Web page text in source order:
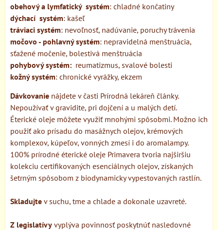
obehový a lymfatický systém: chladné končatiny
dýchací systém: kašeľ
tráviaci systém: nevoľnosť, nadúvanie, poruchy trávenia
močovo - pohlavný systém: nepravidelná menštruácia,
sťažené močenie, bolestivá menštruácia
pohybový systém: reumatizmus, svalové bolesti
kožný systém: chronické vyrážky, ekzem
Dávkovanie nájdete v časti Prírodná lekáreň články.
Nepoužívať v gravidite, pri dojčení a u malých detí.
Éterické oleje môžete využiť mnohými spôsobmi. Možno ich
použiť ako prísadu do masážnych olejov, krémových
komplexov, kúpeľov, vonných zmesí i do aromalampy.
100% prírodné éterické oleje Primavera tvoria najširšiu
kolekciu certifikovaných esenciálnych olejov, získaných
šetrným spôsobom z biodynamicky vypestovaných rastlín.
Skladujte v suchu, tme a chlade a dokonale uzavreté.
Z legislatívy vyplýva povinnosť poskytnúť nasledovné